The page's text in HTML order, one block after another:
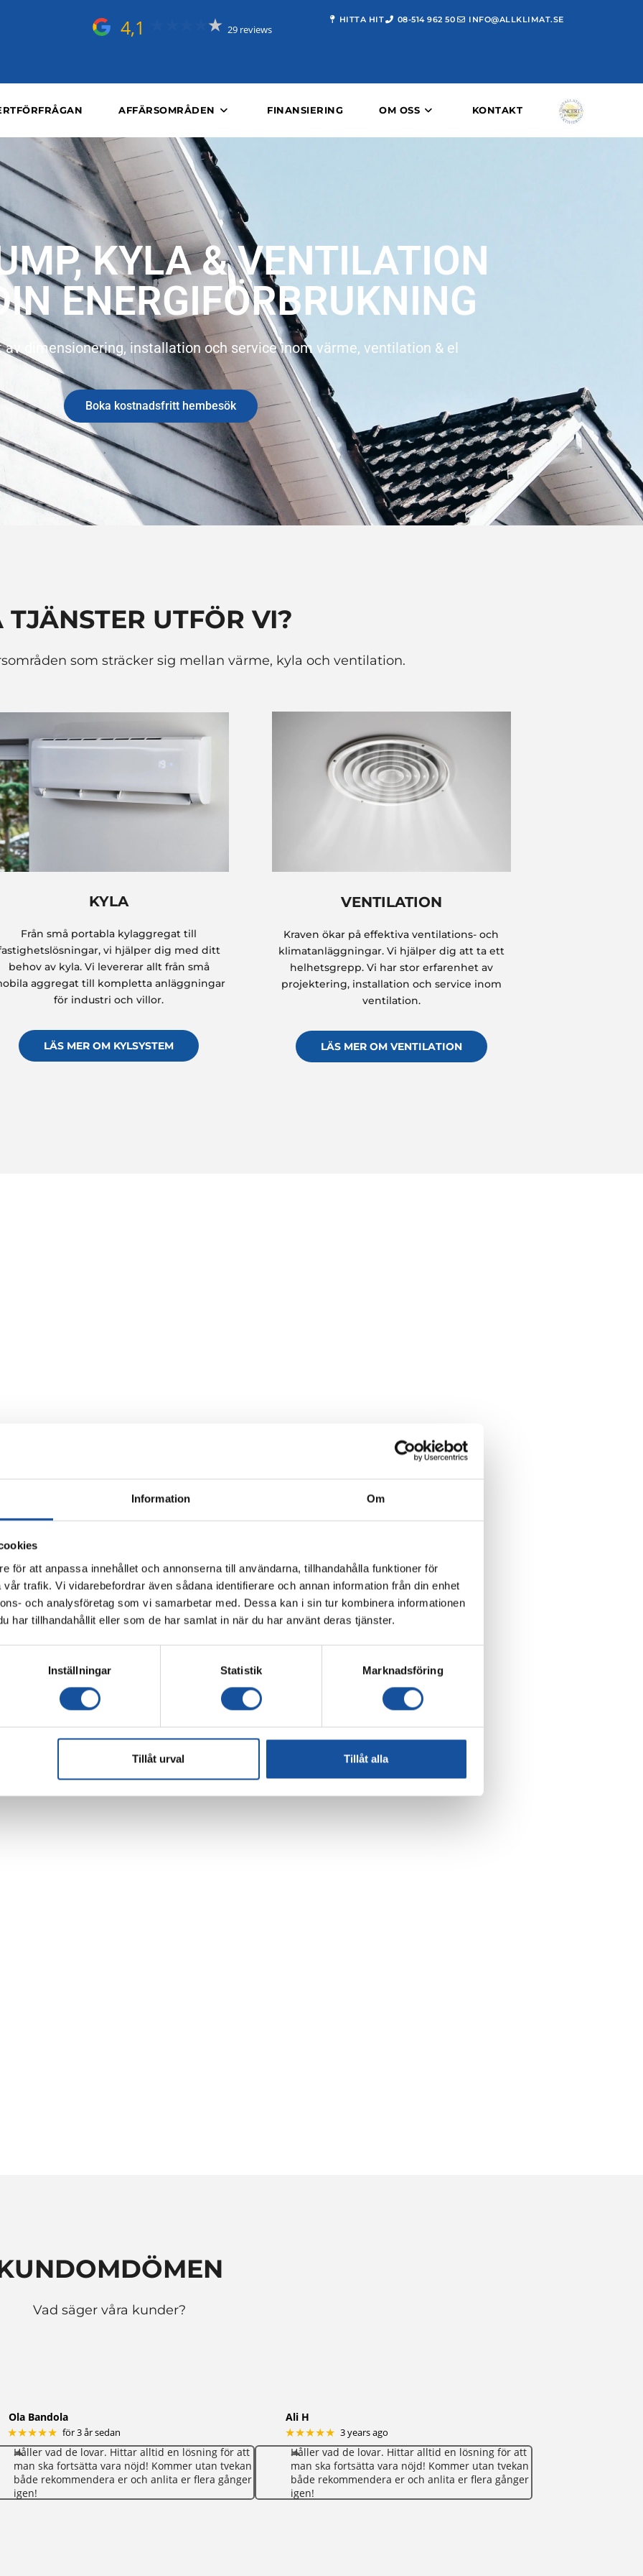
Information Om
för att anpassa innehållet och annonserna till användarna, tillhandahålla funktioner för
trafik. Vi vidarebefordrar även sådana identifierare och annan information från din enhet
och analysföretag som vi samarbetar med. Dessa kan i sin tur kombinera informationen
har tillhandahållit eller som de har samlat in när du har använt deras tjänster.
Inställningar Statistik Marknadsföring
Tillåt urval Tillåt alla
4,1 29 reviews
HITTA HIT 08-514 962 50 INFO@ALLKLIMAT.SE
AFFÄRSOMRÅDEN FINANSIERING OM OSS KONTAKT
KYLA & VENTILATION
ENERGIFÖRBRUKNING
av dimensionering, installation och service inom värme, ventilation & el
Boka kostnadsfritt hembesök
TJÄNSTER UTFÖR VI?
som sträcker sig mellan värme, kyla och ventilation.
KYLA
Från små portabla kylaggregat till
vi hjälper dig med ditt
behov av kyla. Vi levererar allt från små
aggregat till kompletta anläggningar
för industri och villor.
LÄS MER OM KYLSYSTEM
VENTILATION
Kraven ökar på effektiva ventilations- och
klimatanläggningar. Vi hjälper dig att ta ett
helhetsgrepp. Vi har stor erfarenhet av
projektering, installation och service inom
ventilation.
LÄS MER OM VENTILATION
Vad säger våra kunder?
Ola Bandola
★★★★★ för 3 år sedan
Håller vad de lovar. Hittar alltid en lösning för att
man ska fortsätta vara nöjd! Kommer utan tvekan
både rekommendera er och anlita er flera gånger
igen!
Ali H
★★★★★ 3 years ago
Håller vad de lovar. Hittar alltid en lösning för att
man ska fortsätta vara nöjd! Kommer utan tvekan
både rekommendera er och anlita er flera gånger
igen!